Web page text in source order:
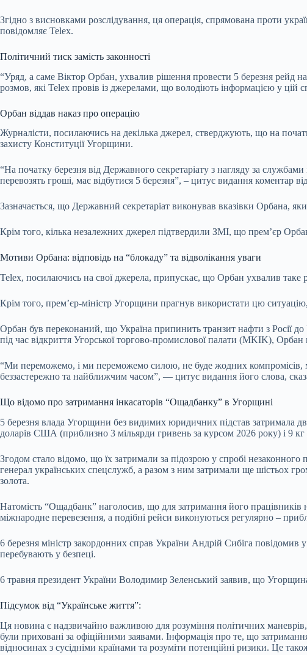
Згідно з висновками розслідування, ця операція, спрямована проти
повідомляє Telex.
Політичний тиск замість законності
“Уряд, а саме Віктор Орбан, ухвалив рішення провести 5 березня рейд
розмов, які Telex провів із джерелами, що володіють інформацією у цій
Орбан віддав наказ про операцію
Журналісти, посилаючись на декілька джерел, стверджують, що на
захисту Конституції Угорщини.
“На початку березня від Державного секретаріату з нагляду за
перевозять гроші, має відбутися 5 березня”, – цитує видання коментар
Зазначається, що Державний секретаріат виконував вказівки Орбана,
Крім того, кілька незалежних джерел підтвердили ЗМІ, що прем’єр
Мотиви Орбана: відповідь на “блокаду” та відволікання уваги
Telex, посилаючись на свої джерела, припускає, що Орбан ухвалив
Крім того, прем’єр-міністр Угорщини прагнув використати цю
Орбан був переконаний, що Україна припинить транзит нафти з Росії
під час відкриття Угорської торгово-промислової палати (MKIK),
“Ми переможемо, і ми переможемо силою, не буде жодних компромісів,
беззастережно та найближчим часом”, — цитує видання його слова,
Що відомо про затримання інкасаторів “Ощадбанку” в Угорщині
5 березня влада Угорщини без видимих юридичних підстав затримала
доларів США (приблизно 3 мільярди гривень за курсом 2026 року) і 9 кг
Згодом стало відомо, що їх затримали за підозрою у спробі
генерал українських спецслужб, а разом з ним затримали ще шістьох
золота.
Натомість “Ощадбанк” наголосив, що для затримання його
міжнародне перевезення, а подібні рейси виконуються регулярно –
6 березня міністр закордонних справ України Андрій Сибіга
перебувають у безпеці.
6 травня президент України Володимир Зеленський заявив, що
Підсумок від “Українське життя”:
Ця новина є надзвичайно важливою для розуміння політичних
були приховані за офіційними заявами. Інформація про те, що
відносинах з сусідніми країнами та розуміти потенційні ризики. Це